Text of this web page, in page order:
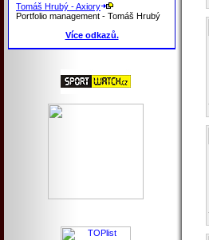
Tomáš Hrubý - Axiory
Portfolio management - Tomáš Hrubý
Více odkazů.